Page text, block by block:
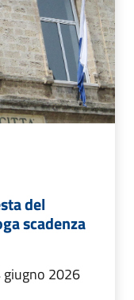
del
scadenza
giugno 2026